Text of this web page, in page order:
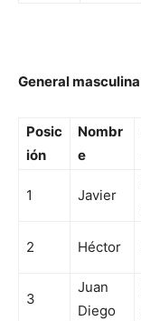
General masculina
Posic
ión
Nombr
e
1 Javier
2 Héctor
3
Juan
Diego